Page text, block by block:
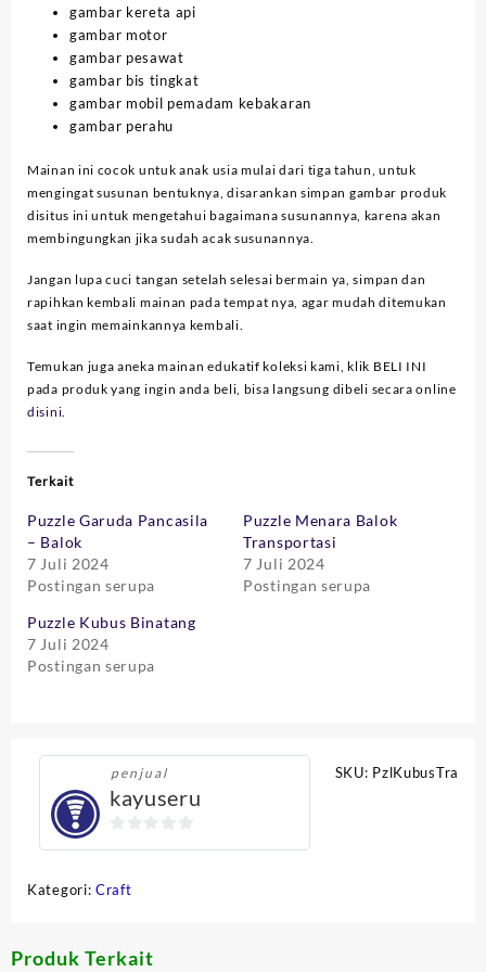
gambar kereta api
gambar motor
gambar pesawat
gambar bis tingkat
gambar mobil pemadam kebakaran
gambar perahu
Mainan ini cocok untuk anak usia mulai dari tiga tahun, untuk
mengingat susunan bentuknya, disarankan simpan gambar produk
disitus ini untuk mengetahui bagaimana susunannya, karena akan
membingungkan jika sudah acak susunannya.
Jangan lupa cuci tangan setelah selesai bermain ya, simpan dan
rapihkan kembali mainan pada tempat nya, agar mudah ditemukan
saat ingin memainkannya kembali.
Temukan juga aneka mainan edukatif koleksi kami, klik BELI INI
pada produk yang ingin anda beli, bisa langsung dibeli secara online
disini.
Terkait
Puzzle Garuda Pancasila
– Balok
7 Juli 2024
Postingan serupa
Puzzle Menara Balok
Transportasi
7 Juli 2024
Postingan serupa
Puzzle Kubus Binatang
7 Juli 2024
Postingan serupa
penjual
kayuseru
of
SKU: PzlKubusTra
Kategori:Craft
Produk Terkait